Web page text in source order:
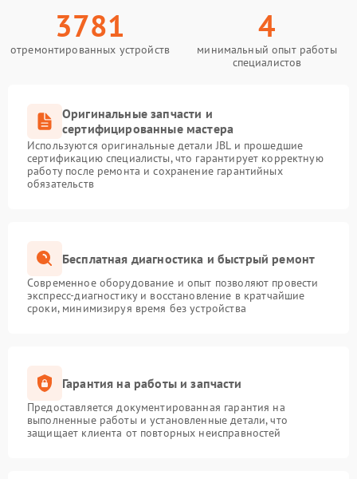
3781
отремонтированных устройств
4
минимальный опыт работы
специалистов
Оригинальные запчасти и
сертифицированные мастера
Используются оригинальные детали JBL и прошедшие
сертификацию специалисты, что гарантирует корректную
работу после ремонта и сохранение гарантийных
обязательств
Бесплатная диагностика и быстрый ремонт
Современное оборудование и опыт позволяют провести
экспресс-диагностику и восстановление в кратчайшие
сроки, минимизируя время без устройства
Гарантия на работы и запчасти
Предоставляется документированная гарантия на
выполненные работы и установленные детали, что
защищает клиента от повторных неисправностей